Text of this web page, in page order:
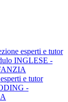
esperti e tutor
INGLESE -
e tutor
-